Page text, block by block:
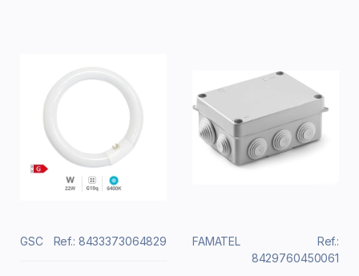
GSC Ref.: 8433373064829 FAMATEL
Ref.:
8429760450061